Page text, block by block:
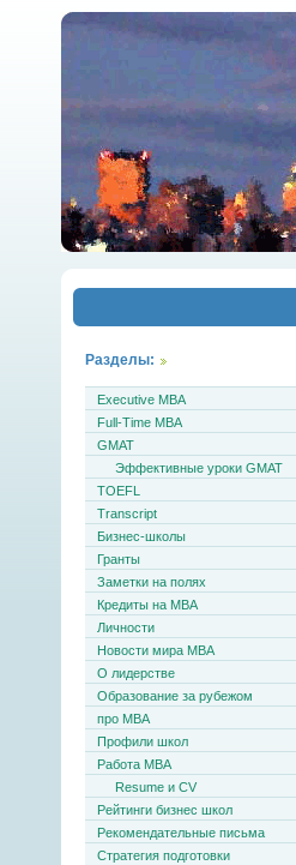
Разделы:
Executive MBA
Full-Time MBA
GMAT
Эффективные уроки GMAT
TOEFL
Transcript
Бизнес-школы
Гранты
Заметки на полях
Кредиты на MBA
Личности
Новости мира MBA
О лидерстве
Образование за рубежом
про MBA
Профили школ
Работа MBA
Resume и CV
Рейтинги бизнес школ
Рекомендательные письма
Стратегия подготовки